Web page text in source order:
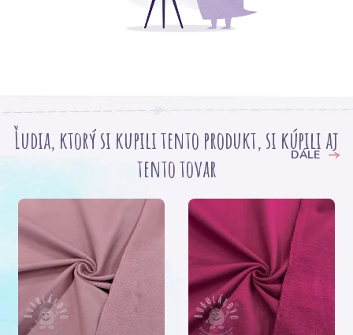
Ľudia, ktorý si kupili tento produkt, si kúpili aj
tento tovar
DÁLE